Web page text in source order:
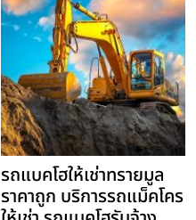
รถแบคโฮให้เช่าทรายมูล
ราคาถูก บริการรถแม็คโคร